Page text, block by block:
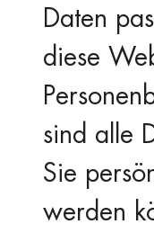
Daten
diese
sind alle
Sie
werden